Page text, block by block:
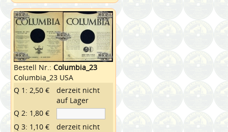
Bestell Nr.:Columbia_23
Columbia_23 USA
Q 1: 2,50 €
derzeit nicht
auf Lager
Q 2: 1,80 €
Q 3: 1,10 €
derzeit nicht